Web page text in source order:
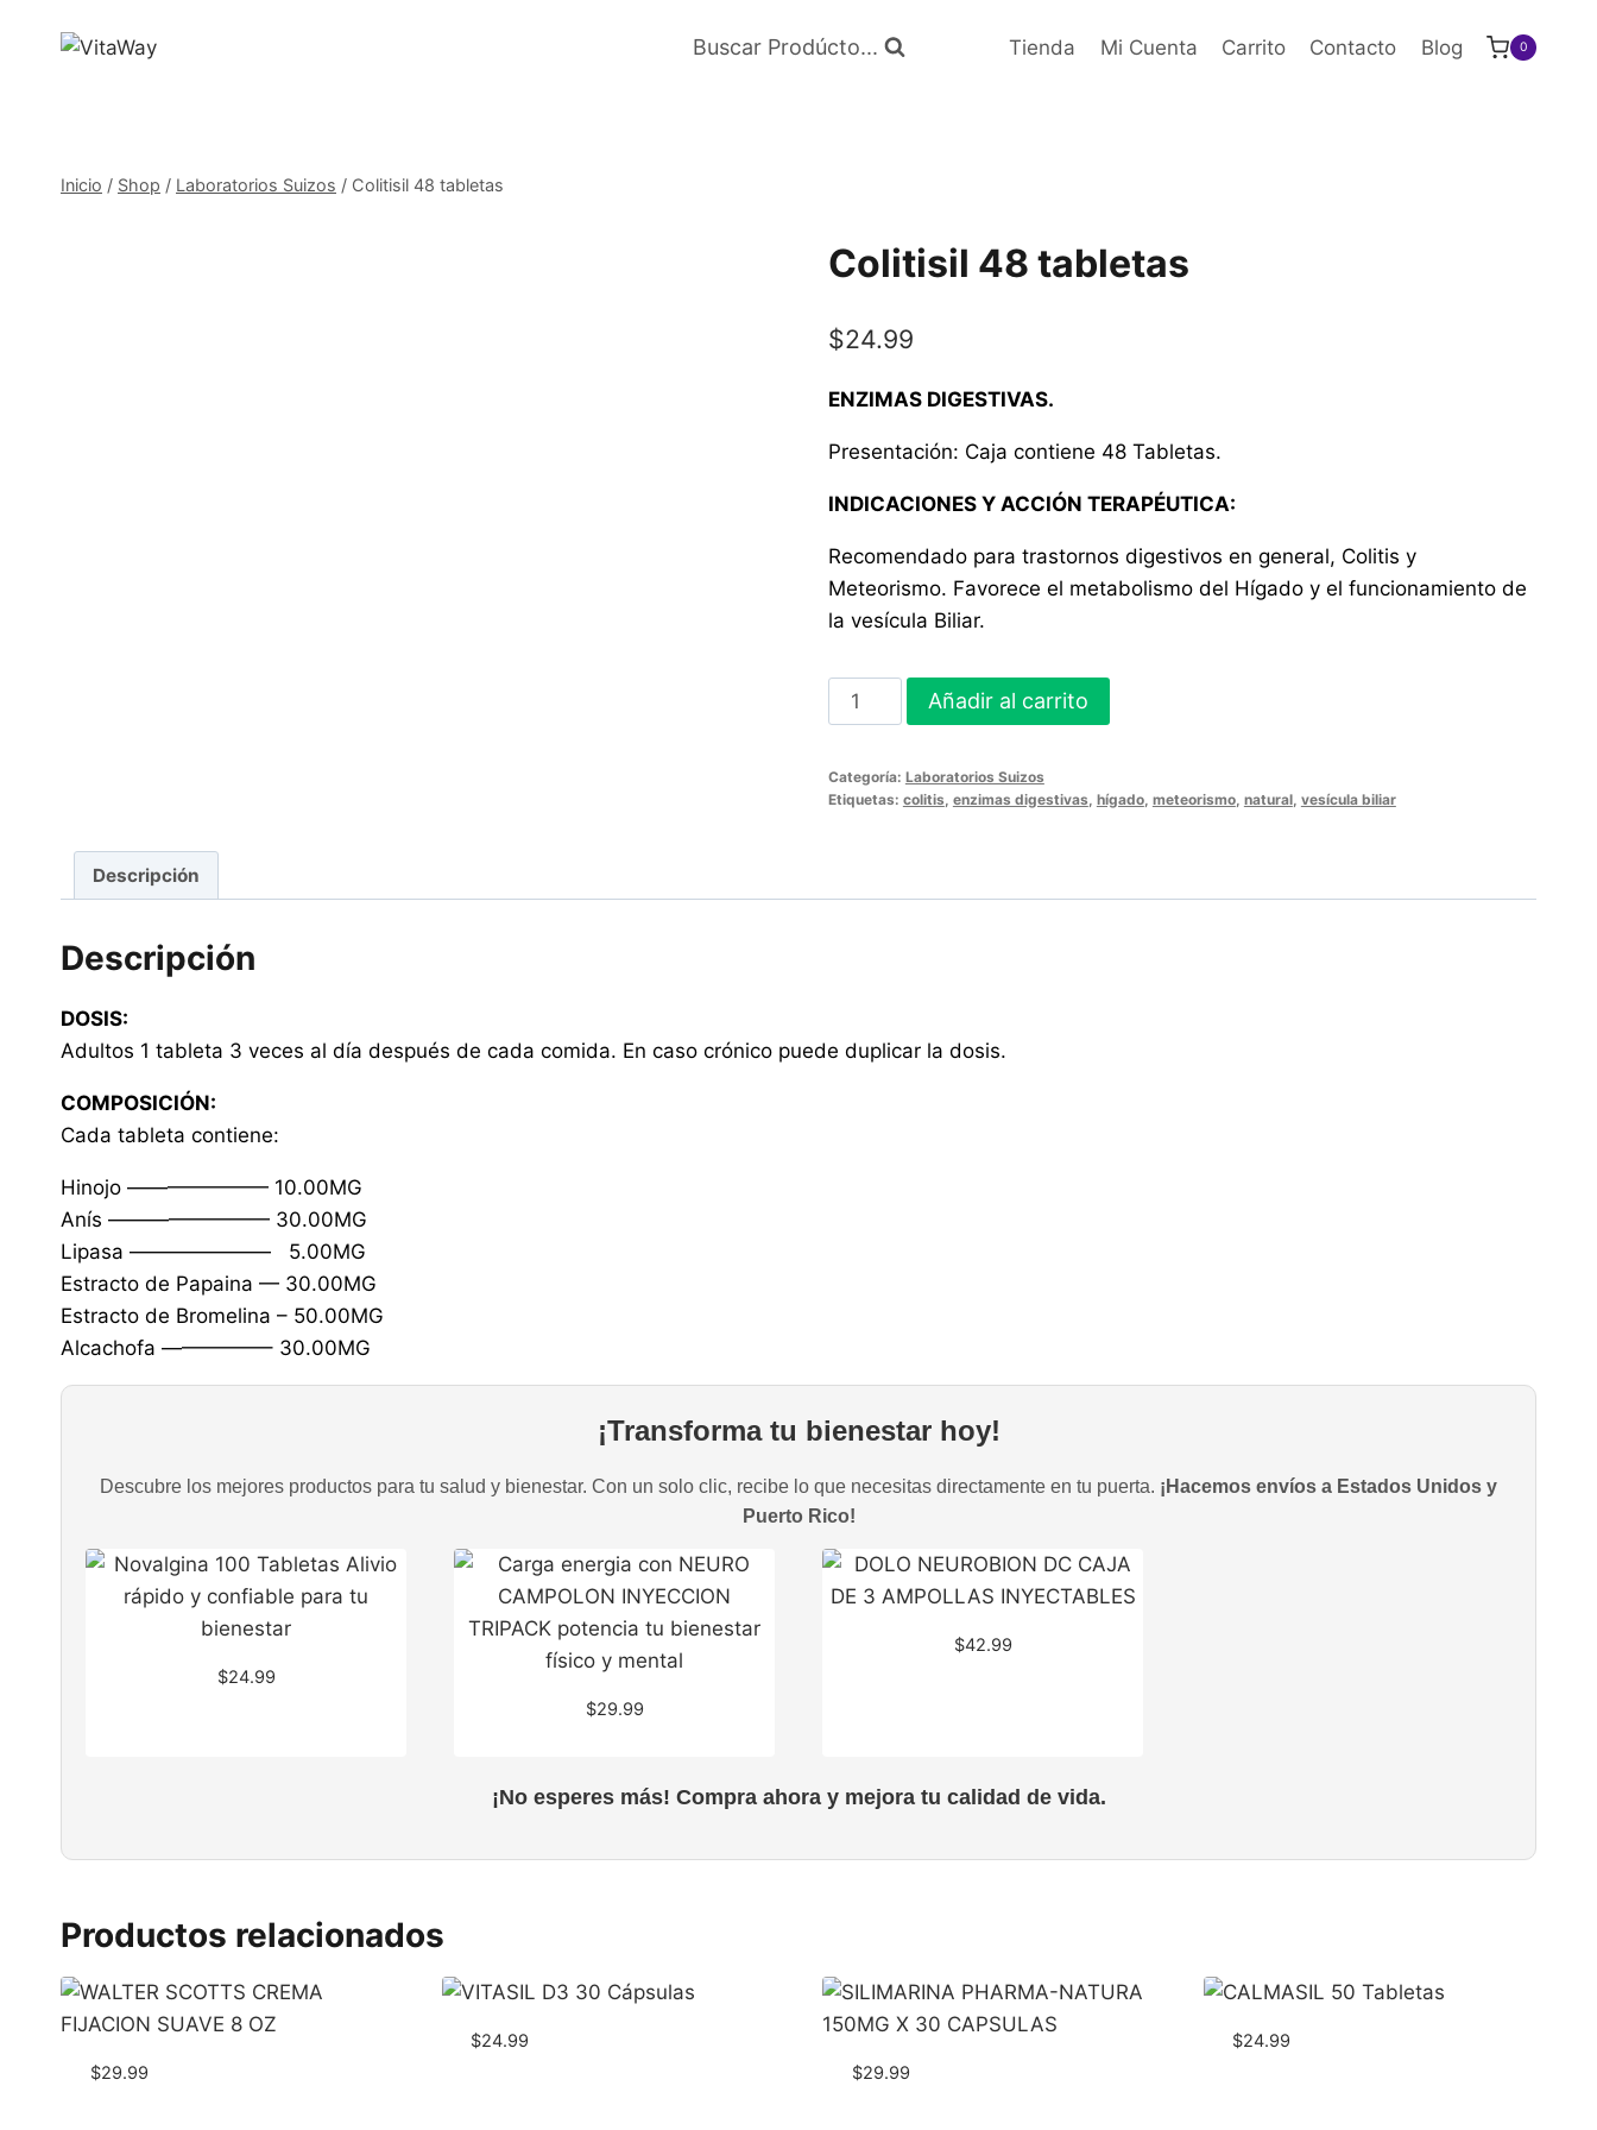
Buscar Prodúcto... Tienda Mi Cuenta Carrito Contacto Blog 0
Inicio / Shop / Laboratorios Suizos / Colitisil 48 tabletas
Colitisil 48 tabletas
$24.99
ENZIMAS DIGESTIVAS.
Presentación: Caja contiene 48 Tabletas.
INDICACIONES Y ACCIÓN TERAPÉUTICA:
Recomendado para trastornos digestivos en general, Colitis y
Meteorismo. Favorece el metabolismo del Hígado y el funcionamiento de
la vesícula Biliar.
Colitisil
48
cantidad
Añadir al carrito
Categoría: Laboratorios Suizos
Etiquetas: colitis enzimas digestivas hígado, meteorismo, natural, vesícula biliar
Descripción
Descripción
DOSIS:
Adultos 1 tableta 3 veces al día después de cada comida. En caso crónico puede duplicar la dosis.
COMPOSICIÓN:
Cada tableta contiene:
Hinojo ——————— 10.00MG
Anís ———————— 30.00MG
Lipasa ——————— 5.00MG
Estracto de Papaina — 30.00MG
Estracto de Bromelina – 50.00MG
Alcachofa —————– 30.00MG
¡Transforma tu bienestar hoy!
Descubre los mejores productos para tu salud y bienestar. Con un solo clic, recibe lo que necesitas directamente en tu puerta. ¡Hacemos envíos a Estados Unidos y
Puerto Rico!
$24.99
$29.99
$42.99
¡No esperes más! Compra ahora y mejora tu calidad de vida.
Productos relacionados
$29.99
$24.99
$29.99
$24.99